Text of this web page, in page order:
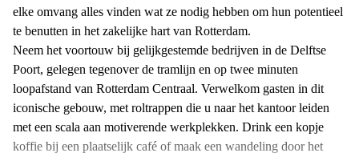
elke omvang alles vinden wat ze nodig hebben om hun potentieel
te benutten in het zakelijke hart van Rotterdam.
Neem het voortouw bij gelijkgestemde bedrijven in de Delftse
Poort, gelegen tegenover de tramlijn en op twee minuten
loopafstand van Rotterdam Centraal. Verwelkom gasten in dit
iconische gebouw, met roltrappen die u naar het kantoor leiden
met een scala aan motiverende werkplekken. Drink een kopje
koffie bij een plaatselijk café of maak een wandeling door het